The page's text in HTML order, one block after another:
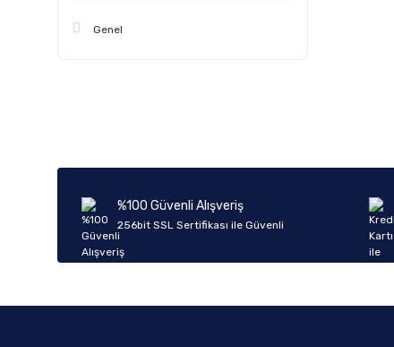
Genel
%100 Güvenli Alışveriş
256bit SSL Sertifikası ile Güvenli